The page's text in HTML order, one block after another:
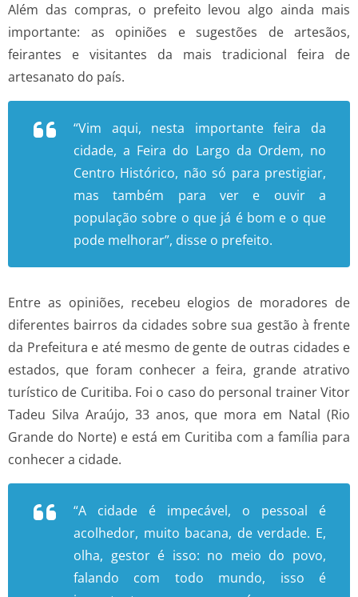
Além das compras, o prefeito levou algo ainda mais
importante: as opiniões e sugestões de artesãos,
feirantes e visitantes da mais tradicional feira de
artesanato do país.
“Vim aqui, nesta importante feira da
cidade, a Feira do Largo da Ordem, no
Centro Histórico, não só para prestigiar,
mas também para ver e ouvir a
população sobre o que já é bom e o que
pode melhorar”, disse o prefeito.
Entre as opiniões, recebeu elogios de moradores de
diferentes bairros da cidades sobre sua gestão à frente
da Prefeitura e até mesmo de gente de outras cidades e
estados, que foram conhecer a feira, grande atrativo
turístico de Curitiba. Foi o caso do personal trainer Vitor
Tadeu Silva Araújo, 33 anos, que mora em Natal (Rio
Grande do Norte) e está em Curitiba com a família para
conhecer a cidade.
“A cidade é impecável, o pessoal é
acolhedor, muito bacana, de verdade. E,
olha, gestor é isso: no meio do povo,
falando com todo mundo, isso é